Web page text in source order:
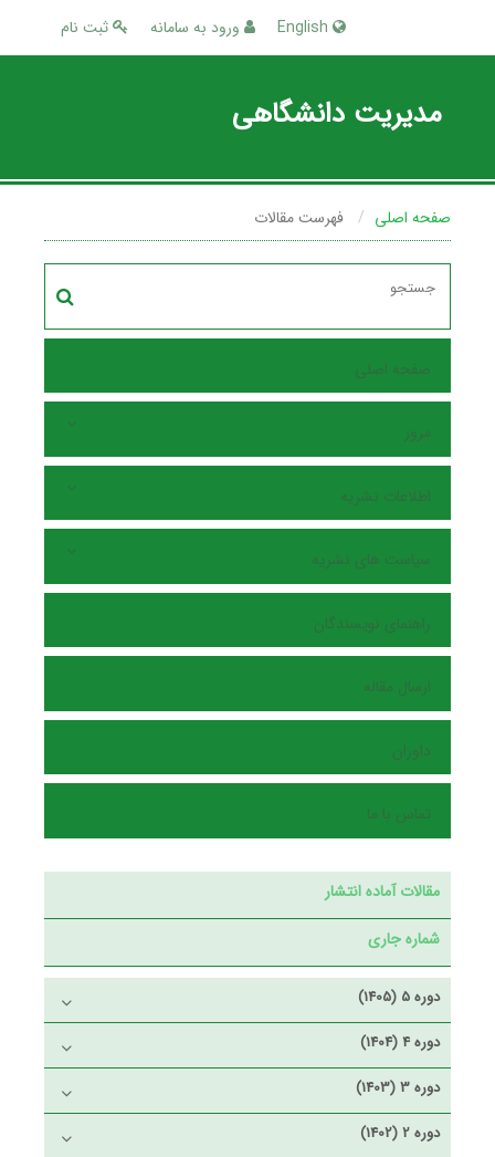
ثبت نام ورود به سامانه
مدیریت دانشگاهی
صفحه اصلی فهرست مقالات
صفحه اصلی
مرور
اطلاعات نشریه
سیاست های نشریه
راهنمای نویسندگان
ارسال مقاله
داوران
تماس با ما
مقالات آماده انتشار
شماره جاری
دوره 5 (1405)
دوره 4 (1404)
دوره 3 (1403)
دوره 2 (1402)